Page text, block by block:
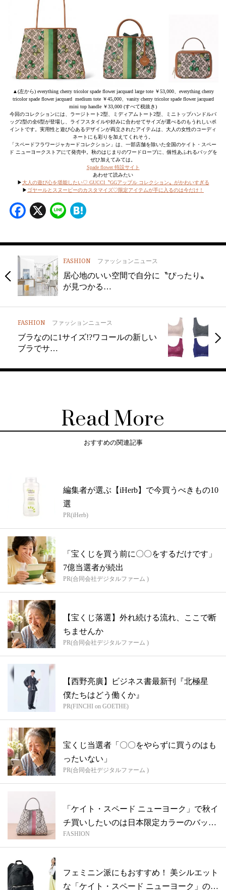
▲(左から) everything cherry tricolor spade flower jacquard large tote ￥53,000、everything cherry
tricolor spade flower jacquard medium tote ￥45,000、vanity cherry tricolor spade flower jacquard
mini top handle ￥33,000 (すべて税抜き)
今回のコレクションには、ラージトート2型、ミディアムトート2型、ミニトップハンドルバ
ッグ2型の全6型が登場し、ライフスタイルや好みに合わせてサイズが選べるのもうれしいポ
イントです。実用性と遊び心あるデザインが両立されたアイテムは、大人の女性のコーディ
ネートにも彩りを加えてくれそう。
「スペードフラワージャカードコレクション」は、一部店舗を除いた全国のケイト・スペー
ド ニューヨークストアにて発売中。秋のはじまりのワードローブに、個性あふれるバッグを
ぜひ加えてみては。
Spade flower 特設サイト
あわせて読みたい
▶︎大人の遊び心を堪能したい♡ GUCCI〝GGアップル コレクション〟がかわいすぎる
▶︎ ゴヤールとスヌーピーのカスタマイズ♡限定アイテムが手に入るのは今だけ！
Facebook
X Line
FASHION ファッションニュース
居心地のいい空間で自分に〝ぴったり〟
が見つかる…
FASHION ファッションニュース
ブラなのに1サイズ!?ワコールの新しい
ブラでサ…
Read More
おすすめの関連記事
編集者が選ぶ【iHerb】で今買うべきもの10
選
PR(iHerb)
「宝くじを買う前に〇〇をするだけです」
7億当選者が続出
PR(合同会社デジタルファーム )
【宝くじ落選】外れ続ける流れ、ここで断
ちませんか
PR(合同会社デジタルファーム )
【西野亮廣】ビジネス書最新刊『北極星
僕たちはどう働くか』
PR(FINCHI on GOETHE)
宝くじ当選者「〇〇をやらずに買うのはも
ったいない」
PR(合同会社デジタルファーム )
「ケイト・スペード ニューヨーク」で秋イ
チ買いしたいのは日本限定カラーのバッグ
♡
FASHION
フェミニン派にもおすすめ！ 美シルエット
な「ケイト・スペード ニューヨーク」の